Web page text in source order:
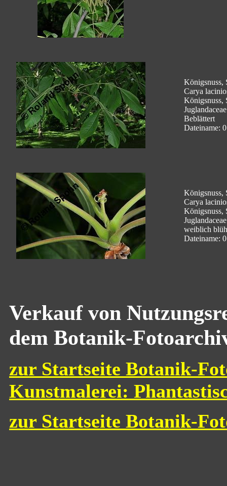
Königsnuss,
Carya
Königsnuss,
Juglandaceae
Beblättert
Dateiname:
Königsnuss,
Carya
Königsnuss,
Juglandaceae
weiblich
Dateiname:
Verkauf von
dem Botanik-
zur Startseite Botanik-
Kunstmalerei:
zur Startseite Botanik-